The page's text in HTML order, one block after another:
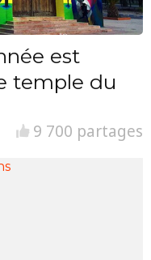
est
temple du
9 700 partages